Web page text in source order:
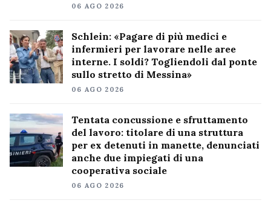
06 AGO 2026
Schlein: «Pagare di più medici e
infermieri per lavorare nelle aree
interne. I soldi? Togliendoli dal ponte
sullo stretto di Messina»
06 AGO 2026
Tentata concussione e sfruttamento
del lavoro: titolare di una struttura
per ex detenuti in manette, denunciati
anche due impiegati di una
cooperativa sociale
06 AGO 2026